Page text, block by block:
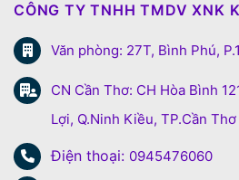
CÔNG TY TNHH TMDV XNK
Văn phòng: 27T, Bình Phú,
CN Cần Thơ: CH Hòa Bình
Lợi, Q.Ninh Kiều, TP.Cần Thơ
Điện thoại: 0945476060